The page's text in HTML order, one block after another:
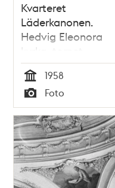
Kvarteret
Läderkanonen.
Hedvig Eleonora
kyrka, tornet
Tid
1958
Typ
Foto